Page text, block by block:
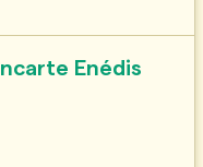
Enédis